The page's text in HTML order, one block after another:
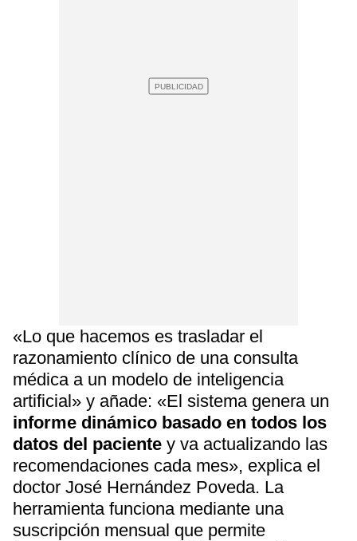
«Lo que hacemos es trasladar el
razonamiento clínico de una consulta
médica a un modelo de inteligencia
artificial» y añade: «El sistema genera un
informe dinámico basado en todos los
datos del paciente y va actualizando las
recomendaciones cada mes», explica el
doctor José Hernández Poveda. La
herramienta funciona mediante una
suscripción mensual que permite